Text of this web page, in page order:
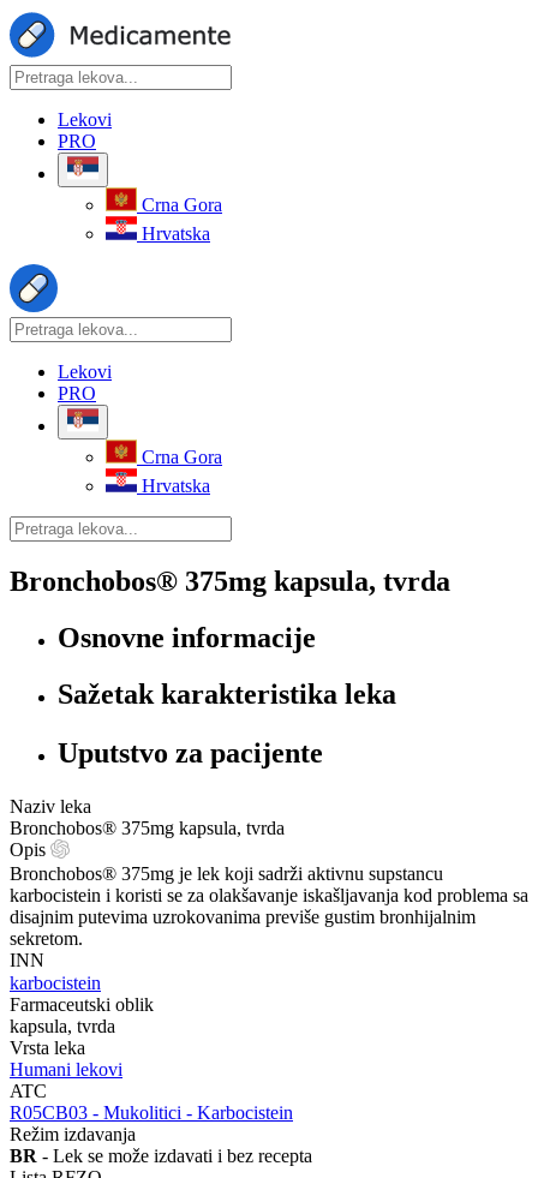
Lekovi
PRO
Crna Gora
Hrvatska
Lekovi
PRO
Crna Gora
Hrvatska
Bronchobos® 375mg kapsula, tvrda
Osnovne informacije
Sažetak karakteristika leka
Uputstvo za pacijente
Naziv leka
Bronchobos® 375mg kapsula, tvrda
Opis
Bronchobos® 375mg je lek koji sadrži aktivnu supstancu
karbocistein i koristi se za olakšavanje iskašljavanja kod problema sa
disajnim putevima uzrokovanima previše gustim bronhijalnim
sekretom.
INN
karbocistein
Farmaceutski oblik
kapsula, tvrda
Vrsta leka
Humani lekovi
ATC
‍R05CB03 - Mukolitici - Karbocistein
Režim izdavanja
BR - Lek se može izdavati i bez recepta